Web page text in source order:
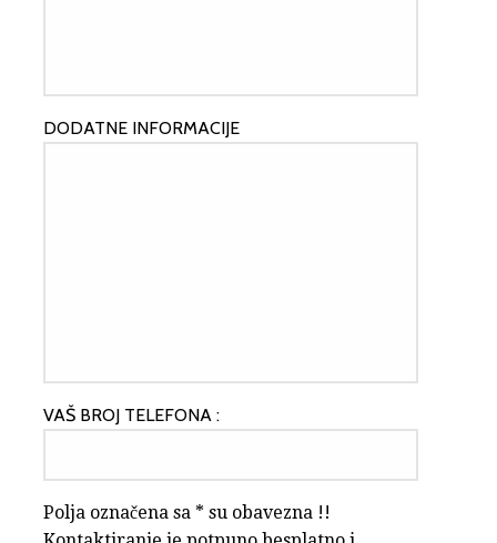
DODATNE INFORMACIJE
VAŠ BROJ TELEFONA :
Polja označena sa * su obavezna !!